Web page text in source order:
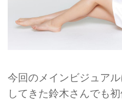
今回のメインビジュア
してきた鈴木さんでも